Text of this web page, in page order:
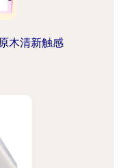
木清新触感